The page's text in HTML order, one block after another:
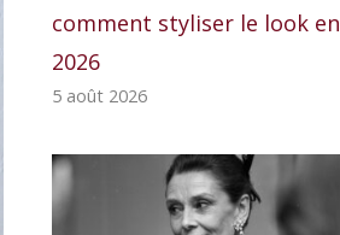
comment styliser le look en
2026
5 août 2026